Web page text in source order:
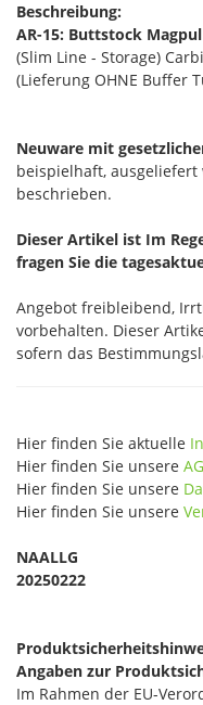
Beschreibung:
AR-15: Buttstock Magpul
(Slim Line - Storage)
(Lieferung OHNE Buffer
Neuware mit
beispielhaft,
beschrieben.
Dieser Artikel ist Im
fragen Sie die
Angebot freibleibend,
vorbehalten. Dieser
sofern das
Hier finden Sie aktuelle
Hier finden Sie unsere
Hier finden Sie unsere
Hier finden Sie unsere
NAALLG
20250222
Angaben zur
Im Rahmen der EU-